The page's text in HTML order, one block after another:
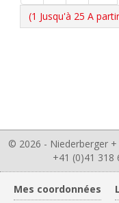
(1 Jusqu'à 25 A
© 2026 - Niederberger
+41 (0)41 318
Mes coordonnées